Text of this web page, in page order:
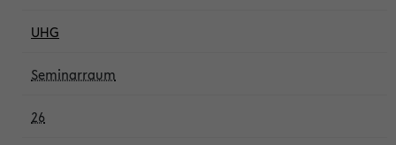
UHG
Seminarraum
26